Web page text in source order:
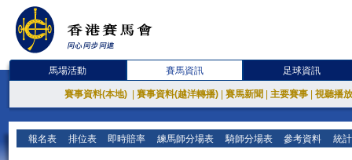
馬場活動 賽馬資訊 足球資訊
賽事資料(本地) 賽事資料(越洋轉播) 賽馬新聞 主要賽事 視聽播
報名表 排位表 即時賠率 練馬師分場表 騎師分場表 參考資料 統